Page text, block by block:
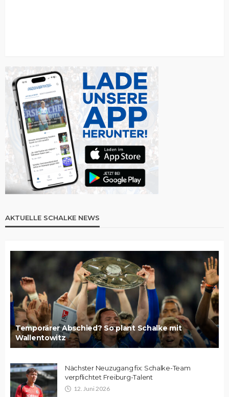
AKTUELLE SCHALKE NEWS
Temporärer Abschied? So plant Schalke mit
Wallentowitz
Nächster Neuzugang fix: Schalke-Team
verpflichtet Freiburg-Talent
12. Juni 2026